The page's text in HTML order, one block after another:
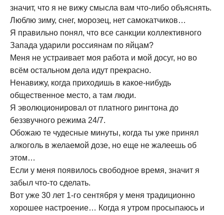
значит, что я не вижу смысла вам что-либо объяснять.
Люблю зиму, снег, морозец, нет самокатчиков…
Я правильно понял, что все санкции коллективного
Запада ударили россиянам по яйцам?
Меня не устраивает моя работа и мой досуг, но во
всём остальном дела идут прекрасно.
Ненавижу, когда приходишь в какое-нибудь
общественное место, а там люди.
Я эволюционировал от платного рингтона до
беззвучного режима 24/7.
Обожаю те чудесные минуты, когда ты уже принял
алкоголь в желаемой дозе, но еще не жалеешь об
этом…
Если у меня появилось свободное время, значит я
забыл что-то сделать.
Вот уже 30 лет 1-го сентября у меня традиционно
хорошее настроение… Когда я утром просыпаюсь и